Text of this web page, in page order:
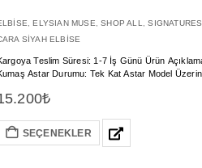
,ELYSIAN MUSE ,SHOP ALL ,SIGNATURES
SİYAH ELBİSE
Teslim Süresi: 1-7 İş Günü Ürün Açıklama: Cara Siyah Payetli Maxi Elbise Malzeme&Kumaş: Metalic Esnek Payetli
₺
SEÇENEKLER